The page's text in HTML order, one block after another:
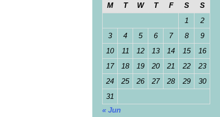
M
T W T F S
S
1
2
3
4 5 6 7 8
9
10
11 12 13 14 15
16
17
18 19 20 21 22
23
24
25 26 27 28 29
30
31
« Jun